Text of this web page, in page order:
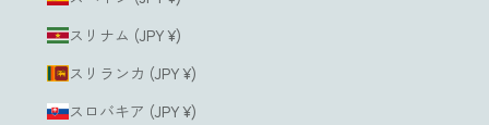
スリナム (JPY ¥)
スリランカ (JPY ¥)
スロバキア (JPY ¥)